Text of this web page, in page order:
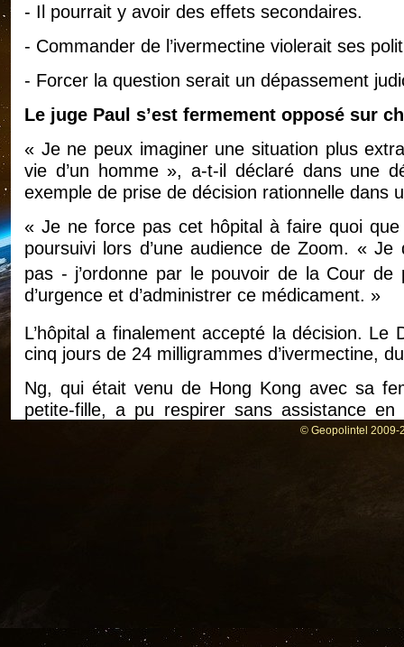
- Il pourrait y avoir des effets secondaires.
- Commander de l’ivermectine violerait ses
- Forcer la question serait un dépassement
Le juge Paul s’est fermement opposé sur
« Je ne peux imaginer une situation plus
vie d’un homme », a-t-il déclaré dans une
exemple de prise de décision rationnelle dans
« Je ne force pas cet hôpital à faire quoi
poursuivi lors d’une audience de Zoom. «
pas - j’ordonne par le pouvoir de la Cour de
d’urgence et d’administrer ce médicament. »
L’hôpital a finalement accepté la décision. Le
cinq jours de 24 milligrammes d’ivermectine,
Ng, qui était venu de Hong Kong avec sa
petite-fille, a pu respirer sans assistance
l’endotrachéal. Il a quitté l’unité de soins
d’Edward-Elmhurst Health, le système de
© Geopolintel 2009-